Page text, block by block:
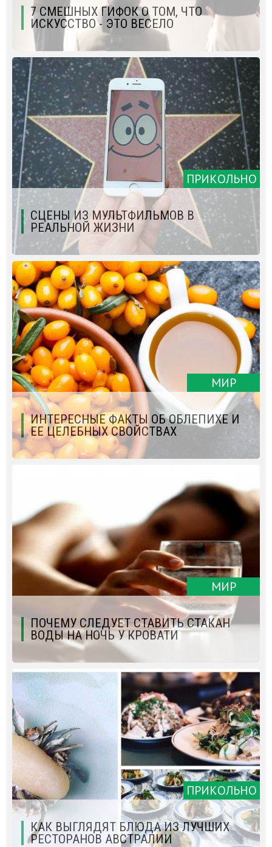
7 СМЕШНЫХ ГИФОК О ТОМ, ЧТО
ИСКУССТВО - ЭТО ВЕСЕЛО
ПРИКОЛЬНО
СЦЕНЫ ИЗ МУЛЬТФИЛЬМОВ В
РЕАЛЬНОЙ ЖИЗНИ
МИР
ИНТЕРЕСНЫЕ ФАКТЫ ОБ ОБЛЕПИХЕ И
ЕЕ ЦЕЛЕБНЫХ СВОЙСТВАХ
МИР
ПОЧЕМУ СЛЕДУЕТ СТАВИТЬ СТАКАН
ВОДЫ НА НОЧЬ У КРОВАТИ
ПРИКОЛЬНО
КАК ВЫГЛЯДЯТ БЛЮДА ИЗ ЛУЧШИХ
РЕСТОРАНОВ АВСТРАЛИИ